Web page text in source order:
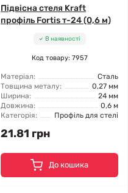
Підвісна стеля Kraft
профіль Fortis т-24 (0,6 м)
В наявності
Код товару: 7957
Матеріал:
Сталь
Товщина металу:
0,27 мм
Ширина:
24 мм
Довжина:
0,6 м
Категорія:
Профіль для стелі
21.81 грн
До кошика